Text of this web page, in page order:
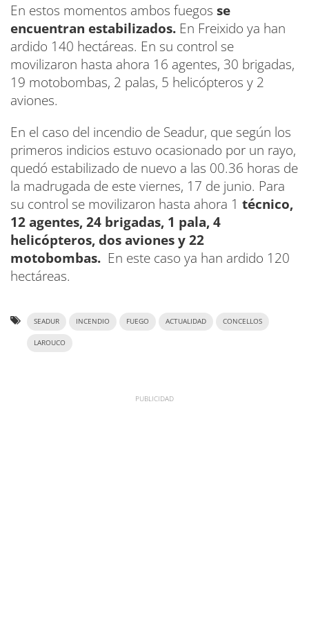
En estos momentos ambos fuegos se
encuentran estabilizados. En Freixido ya han
ardido 140 hectáreas. En su control se
movilizaron hasta ahora 16 agentes, 30 brigadas,
19 motobombas, 2 palas, 5 helicópteros y 2
aviones.
En el caso del incendio de Seadur, que según los
primeros indicios estuvo ocasionado por un rayo,
quedó estabilizado de nuevo a las 00.36 horas de
la madrugada de este viernes, 17 de junio. Para
su control se movilizaron hasta ahora 1 técnico,
12 agentes, 24 brigadas, 1 pala, 4
helicópteros, dos aviones y 22
motobombas. En este caso ya han ardido 120
hectáreas.
SEADUR INCENDIO FUEGO ACTUALIDAD CONCELLOS
LAROUCO